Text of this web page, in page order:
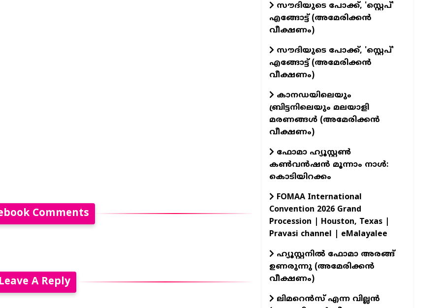
Comments
A Reply
സൗദിയുടെ പോക്ക്, 'സ്റ്റെപ്'
എങ്ങോട്ട് (അമേരിക്കൻ
വീക്ഷണം)
സൗദിയുടെ പോക്ക്, 'സ്റ്റെപ്'
എങ്ങോട്ട് (അമേരിക്കൻ
വീക്ഷണം)
കാനഡയിലെയും
ബ്രിട്ടനിലെയും മലയാളി
മരണങ്ങൾ (അമേരിക്കൻ
വീക്ഷണം)
ഫോമാ ഹ്യൂസ്റ്റൺ
കൺവൻഷൻ മൂന്നാം നാൾ:
കൊടിയിറക്കം
FOMAA International
Convention 2026 Grand
Procession | Houston, Texas |
Pravasi channel | eMalayalee
ഹ്യൂസ്റ്റനിൽ ഫോമാ അരങ്ങ്
ഉണരുന്നു (അമേരിക്കൻ
വീക്ഷണം)
ലിമറെൻസ് എന്ന വില്ലൻ